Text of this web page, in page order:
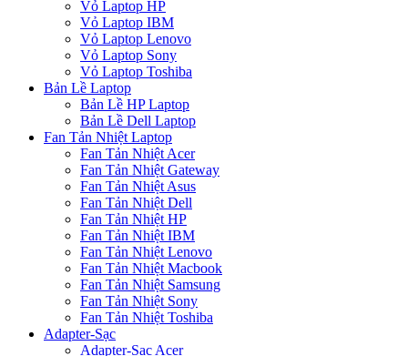
Vỏ Laptop HP
Vỏ Laptop IBM
Vỏ Laptop Lenovo
Vỏ Laptop Sony
Vỏ Laptop Toshiba
Bản Lề Laptop
Bản Lề HP Laptop
Bản Lề Dell Laptop
Fan Tản Nhiệt Laptop
Fan Tản Nhiệt Acer
Fan Tản Nhiệt Gateway
Fan Tản Nhiệt Asus
Fan Tản Nhiệt Dell
Fan Tản Nhiệt HP
Fan Tản Nhiệt IBM
Fan Tản Nhiệt Lenovo
Fan Tản Nhiệt Macbook
Fan Tản Nhiệt Samsung
Fan Tản Nhiệt Sony
Fan Tản Nhiệt Toshiba
Adapter-Sạc
Adapter-Sạc Acer